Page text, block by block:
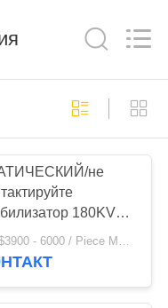
66
не
180KVA
380V
тока AC
US $3900 - 6000 / Piece MOQ:1